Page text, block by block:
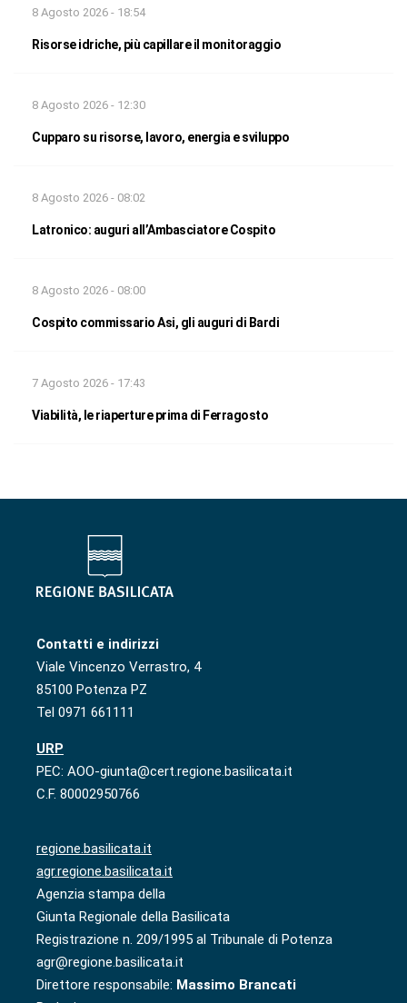
8 Agosto 2026 - 18:54
Risorse idriche, più capillare il monitoraggio
8 Agosto 2026 - 12:30
Cupparo su risorse, lavoro, energia e sviluppo
8 Agosto 2026 - 08:02
Latronico: auguri all’Ambasciatore Cospito
8 Agosto 2026 - 08:00
Cospito commissario Asi, gli auguri di Bardi
7 Agosto 2026 - 17:43
Viabilità, le riaperture prima di Ferragosto
Contatti e indirizzi
Viale Vincenzo Verrastro, 4
85100 Potenza PZ
Tel 0971 661111
URP
PEC: AOO-giunta@cert.regione.basilicata.it
C.F. 80002950766
regione.basilicata.it
agr.regione.basilicata.it
Agenzia stampa della
Giunta Regionale della Basilicata
Registrazione n. 209/1995 al Tribunale di Potenza
agr@regione.basilicata.it
Direttore responsabile: Massimo Brancati